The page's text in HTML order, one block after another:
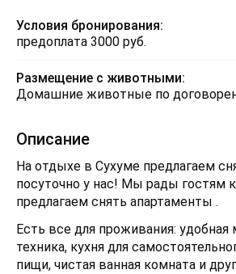
Условия бронирования:
предоплата 3000 руб.
Размещение с животными:
Домашние животные по
Описание
На отдыхе в Сухуме предлагаем
посуточно у нас! Мы рады гостям
предлагаем снять апартаменты .
Есть все для проживания: удобная
техника, кухня для
пищи, чистая ванная комната и